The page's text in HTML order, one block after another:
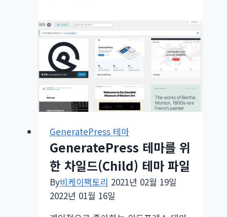
프
스
로
그
추
천
GeneratePress
테
마
GeneratePress 테마
GeneratePress 테마를 위
한 차일드(Child) 테마 파일
By비케이팩토리 2021년 02월 19일
2022년 01월 16일